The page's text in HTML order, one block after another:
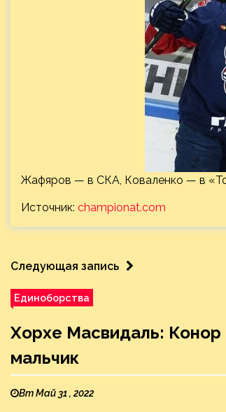
Жафяров — в СКА, Коваленко — в
Источник: championat.com
Следующая запись
Единоборства
Хорхе Масвидаль:
мальчик
Вт Май 31 , 2022